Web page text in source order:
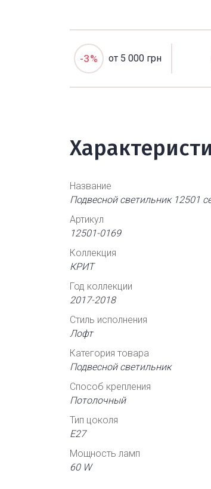
-3% от 5 000 грн
Название
Подвесной светильник 12501
Артикул
12501-0169
Коллекция
КРИТ
Год коллекции
2017-2018
Стиль исполнения
Лофт
Категория товара
Подвесной светильник
Способ крепления
Потолочный
Тип цоколя
Е27
Мощность ламп
60 W